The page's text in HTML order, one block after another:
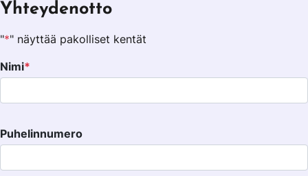
Yhteydenotto
"*" näyttää pakolliset kentät
Nimi*
Puhelinnumero